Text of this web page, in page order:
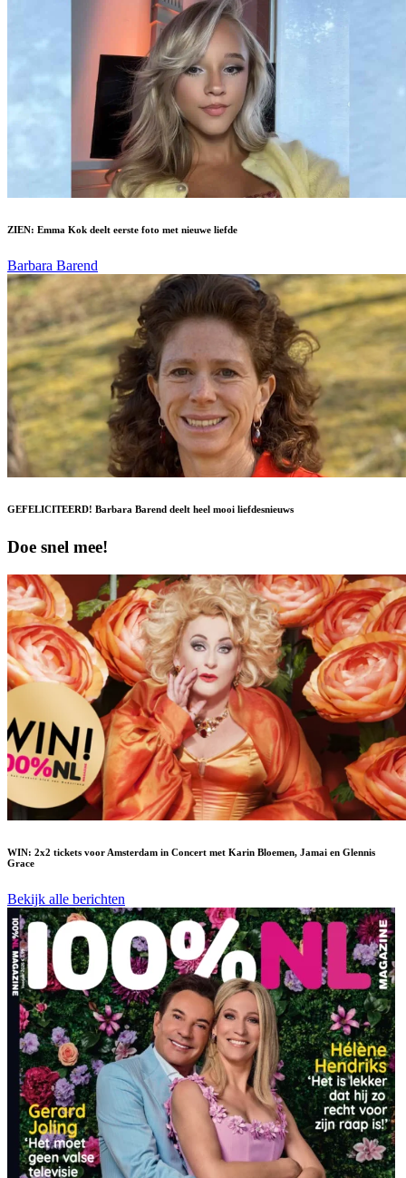
ZIEN: Emma Kok deelt eerste foto met nieuwe liefde
Barbara Barend
GEFELICITEERD! Barbara Barend deelt heel mooi liefdesnieuws
Doe snel mee!
WIN: 2x2 tickets voor Amsterdam in Concert met Karin Bloemen, Jamai en Glennis
Grace
Bekijk alle berichten